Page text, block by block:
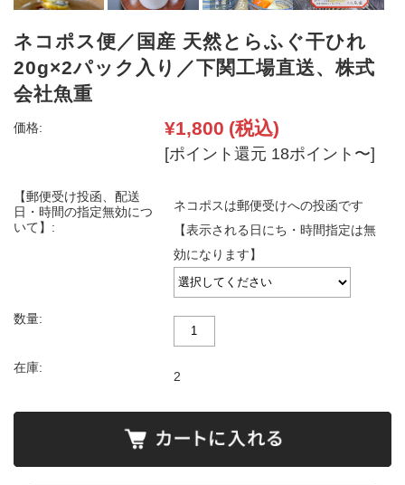
ネコポス便／国産 天然とらふぐ干ひれ
20g×2パック入り／下関工場直送、株式
会社魚重
価格: ¥1,800 (税込)
[ポイント還元 18ポイント〜]
【郵便受け投函、配送
日・時間の指定無効につ
いて】:
ネコポスは郵便受けへの投函です
【表示される日にち・時間指定は無
効になります】
数量:
在庫:
2